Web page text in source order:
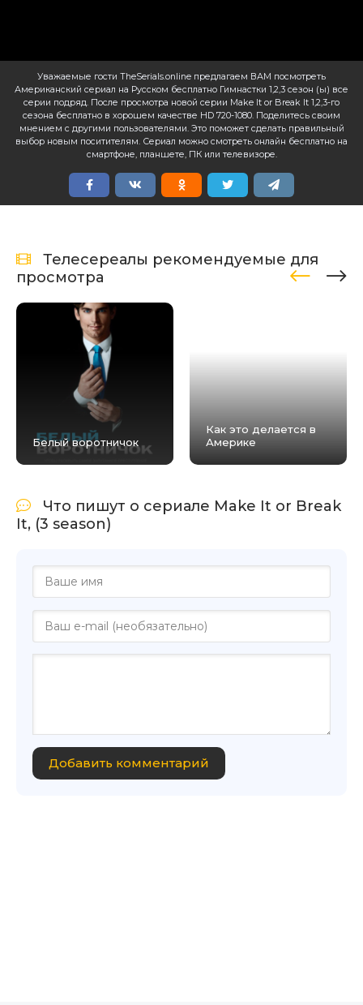
Уважаемые гости TheSerials.online предлагаем ВАМ посмотреть
Американский сериал на Русском бесплатно Гимнастки 1,2,3 сезон (ы) все
серии подряд. После просмотра новой серии Make It or Break It 1,2,3-го
сезона бесплатно в хорошем качестве HD 720-1080. Поделитесь своим
мнением с другими пользователями. Это поможет сделать правильный
выбор новым поситителям. Сериал можно смотреть онлайн бесплатно на
смартфоне, планшете, ПК или телевизоре.
Телесереалы рекомендуемые для
просмотра
Белый воротничок
Как это делается в
Америке
Что пишут о сериале Make It or Break
It, (3 season)
Добавить комментарий